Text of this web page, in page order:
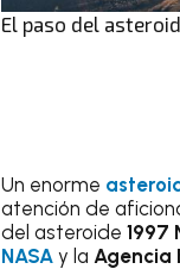
El paso del
Un enorme
atención de
del asteroide 1997
NASA y la Agencia